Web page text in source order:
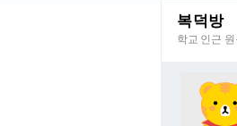
복덕방
학교 인근